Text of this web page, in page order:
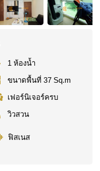
1 ห้องน้ำ
ขนาดพื้นที่ 37 Sq.m
เฟอร์นิเจอร์ครบ
วิวสวน
ฟิสเนส